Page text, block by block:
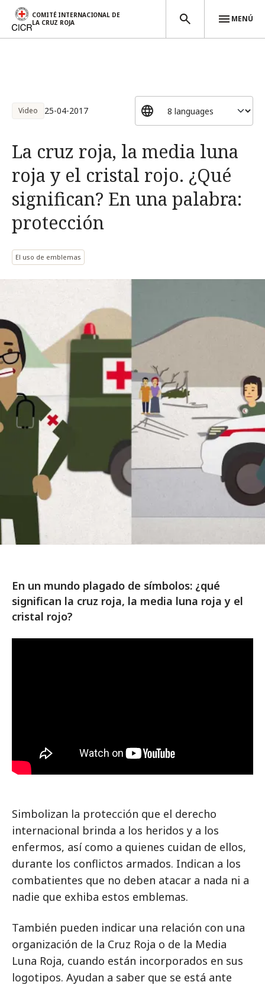
COMITÉ INTERNACIONAL DE
LA CRUZ ROJA
MENÚ
Video 25-04-2017
La cruz roja, la media luna
roja y el cristal rojo. ¿Qué
significan? En una palabra:
protección
El uso de emblemas
En un mundo plagado de símbolos: ¿qué
significan la cruz roja, la media luna roja y el
cristal rojo?
Simbolizan la protección que el derecho
internacional brinda a los heridos y a los
enfermos, así como a quienes cuidan de ellos,
durante los conflictos armados. Indican a los
combatientes que no deben atacar a nada ni a
nadie que exhiba estos emblemas.
También pueden indicar una relación con una
organización de la Cruz Roja o de la Media
Luna Roja, cuando están incorporados en sus
logotipos. Ayudan a saber que se está ante